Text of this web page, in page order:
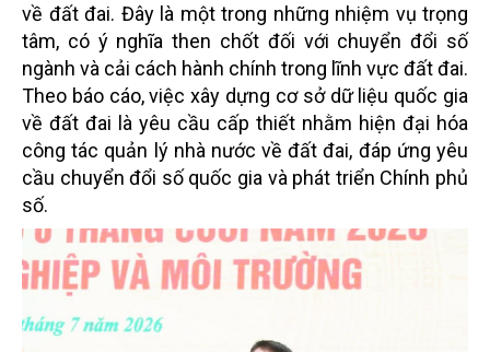
về đất đai. Đây là một trong những nhiệm vụ trọng
tâm, có ý nghĩa then chốt đối với chuyển đổi số
ngành và cải cách hành chính trong lĩnh vực đất đai.
Theo báo cáo, việc xây dựng cơ sở dữ liệu quốc gia
về đất đai là yêu cầu cấp thiết nhằm hiện đại hóa
công tác quản lý nhà nước về đất đai, đáp ứng yêu
cầu chuyển đổi số quốc gia và phát triển Chính phủ
số.